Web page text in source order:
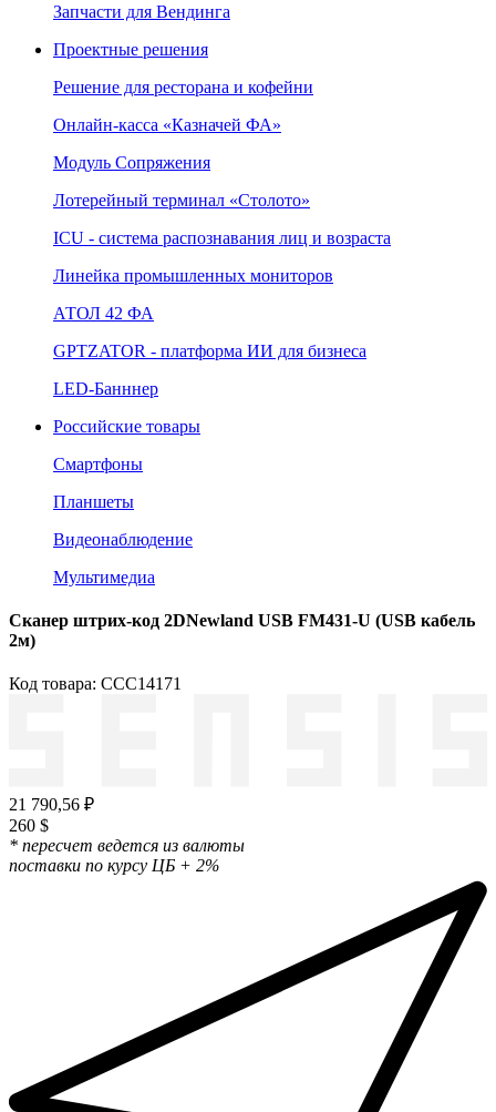
Запчасти для Вендинга
Проектные решения
Решение для ресторана и кофейни
Онлайн‑касса «Казначей ФА»
Модуль Сопряжения
Лотерейный терминал «Столото»
ICU - система распознавания лиц и возраста
Линейка промышленных мониторов
АТОЛ 42 ФА
GPTZATOR - платформа ИИ для бизнеса
LED-Банннер
Российские товары
Смартфоны
Планшеты
Видеонаблюдение
Мультимедиа
Сканер штрих-код 2DNewland USB FM431-U (USB кабель
2м)
Код товара: ССС14171
21 790,56 ₽
260 $
* пересчет ведется из валюты
поставки по курсу ЦБ + 2%